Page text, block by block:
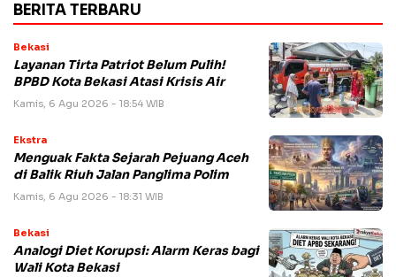
BERITA TERBARU
Bekasi
Layanan Tirta Patriot Belum Pulih!
BPBD Kota Bekasi Atasi Krisis Air
Kamis, 6 Agu 2026 - 18:54 WIB
Ekstra
Menguak Fakta Sejarah Pejuang Aceh
di Balik Riuh Jalan Panglima Polim
Kamis, 6 Agu 2026 - 18:31 WIB
Bekasi
Analogi Diet Korupsi: Alarm Keras bagi
Wali Kota Bekasi